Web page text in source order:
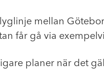
mellan
får gå via
planer när det